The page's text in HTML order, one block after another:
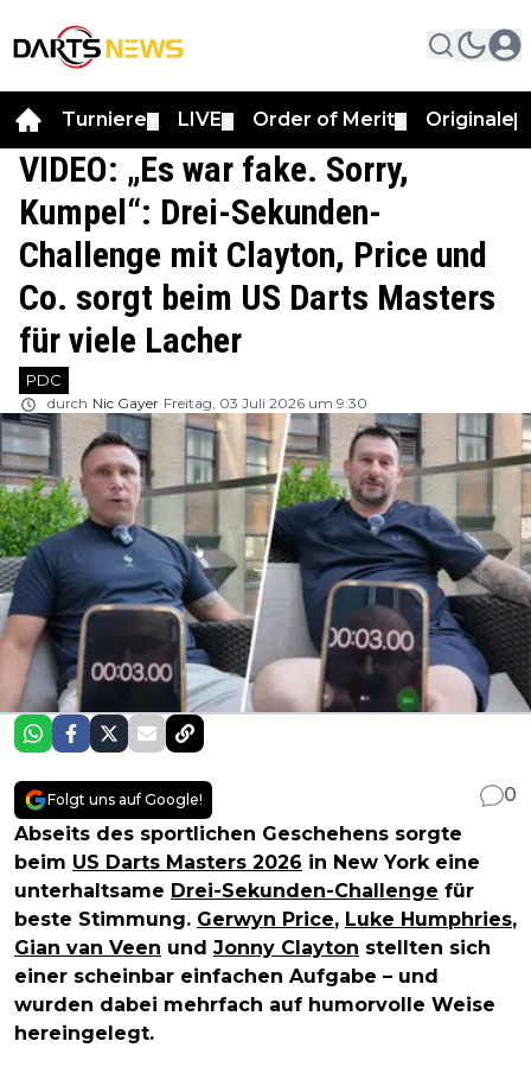
Turniere LIVE Order of Merit Originale
VIDEO: „Es war fake. Sorry,
Kumpel“: Drei-Sekunden-
Challenge mit Clayton, Price und
Co. sorgt beim US Darts Masters
für viele Lacher
PDC
durch Nic Gayer Freitag, 03 Juli 2026 um 9:30
Folgt uns auf Google!
0
Abseits des sportlichen Geschehens sorgte
beim US Darts Masters 2026 in New York eine
unterhaltsame Drei-Sekunden-Challenge für
beste Stimmung. Gerwyn Price, Luke Humphries,
Gian van Veen und Jonny Clayton stellten sich
einer scheinbar einfachen Aufgabe – und
wurden dabei mehrfach auf humorvolle Weise
hereingelegt.